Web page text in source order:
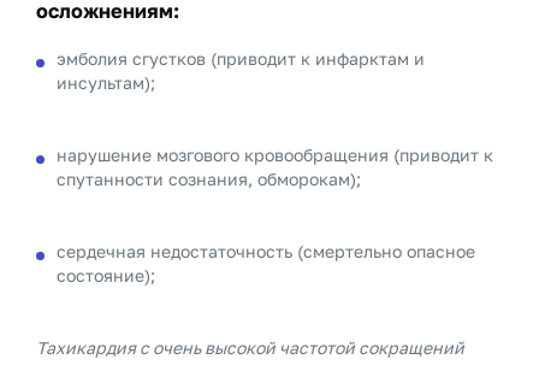
осложнениям:
эмболия сгустков (приводит к инфарктам и
инсультам);
нарушение мозгового кровообращения (приводит к
спутанности сознания, обморокам);
сердечная недостаточность (смертельно опасное
состояние);
Тахикардия с очень высокой частотой сокращений